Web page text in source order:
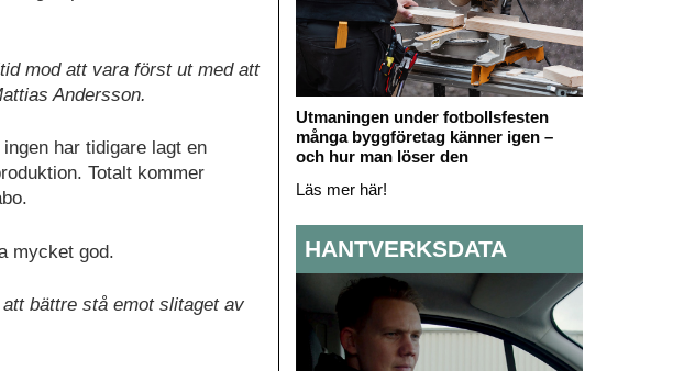
mod att vara först ut med att
Andersson.
har tidigare lagt en
Totalt kommer
mycket god.
bättre stå emot slitaget av
Utmaningen under fotbollsfesten
många byggföretag känner igen –
och hur man löser den
Läs mer här!
HANTVERKSDATA